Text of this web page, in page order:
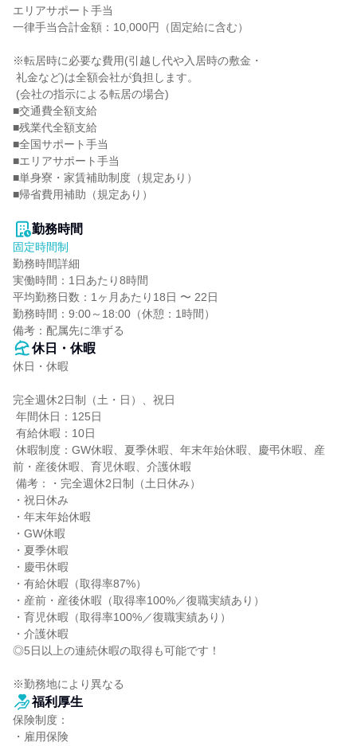
エリアサポート手当
一律手当合計金額：10,000円（固定給に含む）
※転居時に必要な費用(引越し代や入居時の敷金・
■交通費全額支給
■残業代全額支給
■全国サポート手当
■エリアサポート手当
■単身寮・家賃補助制度（規定あり）
■帰省費用補助（規定あり）
勤務時間
固定時間制
勤務時間詳細
実働時間：1日あたり8時間
平均勤務日数：1ヶ月あたり18日 〜 22日
勤務時間：9:00～18:00（休憩：1時間）
備考：配属先に準ずる
休日・休暇
休日・休暇
完全週休2日制（土・日）、祝日
前・産後休暇、育児休暇、介護休暇
・祝日休み
・年末年始休暇
・GW休暇
・夏季休暇
・慶弔休暇
・有給休暇（取得率87%）
・産前・産後休暇（取得率100%／復職実績あり）
・育児休暇（取得率100%／復職実績あり）
・介護休暇
◎5日以上の連続休暇の取得も可能です！
※勤務地により異なる
福利厚生
保険制度：
・雇用保険